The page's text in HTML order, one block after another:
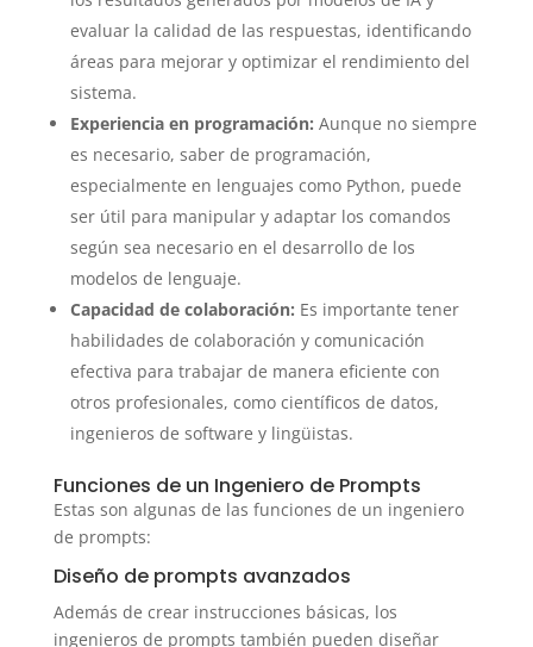
evaluar la calidad de las respuestas, identificando
áreas para mejorar y optimizar el rendimiento del
sistema.
Experiencia en programación: Aunque no siempre
es necesario, saber de programación,
especialmente en lenguajes como Python, puede
ser útil para manipular y adaptar los comandos
según sea necesario en el desarrollo de los
modelos de lenguaje.
Capacidad de colaboración: Es importante tener
habilidades de colaboración y comunicación
efectiva para trabajar de manera eficiente con
otros profesionales, como científicos de datos,
ingenieros de software y lingüistas.
Funciones de un Ingeniero de Prompts
Estas son algunas de las funciones de un ingeniero
de prompts:
Diseño de prompts avanzados
Además de crear instrucciones básicas, los
ingenieros de prompts también pueden diseñar